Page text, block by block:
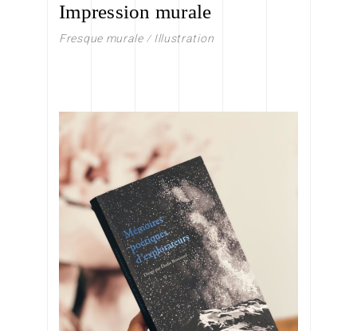
Impression murale
Fresque murale Illustration